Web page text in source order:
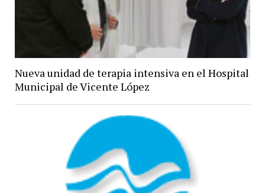
Nueva unidad de terapia intensiva en el Hospital
Municipal de Vicente López